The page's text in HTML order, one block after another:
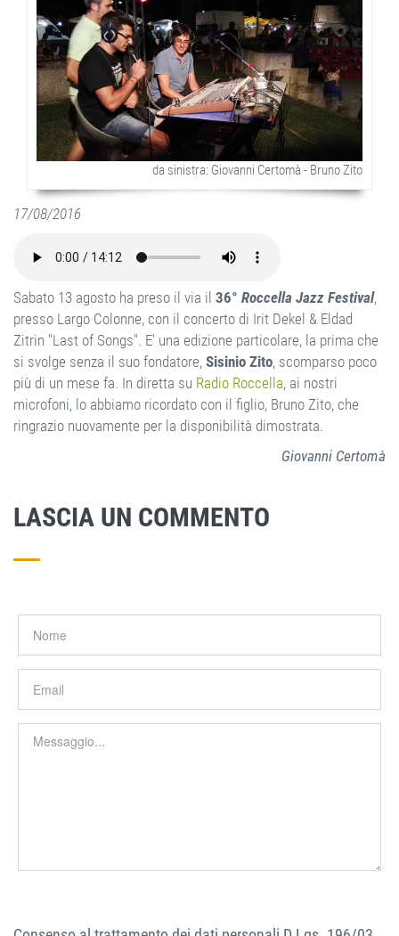
da sinistra: Giovanni Certomà - Bruno Zito
17/08/2016
Sabato 13 agosto ha preso il via il 36° Roccella Jazz Festival,
presso Largo Colonne, con il concerto di Irit Dekel & Eldad
Zitrin "Last of Songs". E' una edizione particolare, la prima che
si svolge senza il suo fondatore, Sisinio Zito, scomparso poco
più di un mese fa. In diretta su Radio Roccella, ai nostri
microfoni, lo abbiamo ricordato con il figlio, Bruno Zito, che
ringrazio nuovamente per la disponibilità dimostrata.
Giovanni Certomà
LASCIA UN COMMENTO